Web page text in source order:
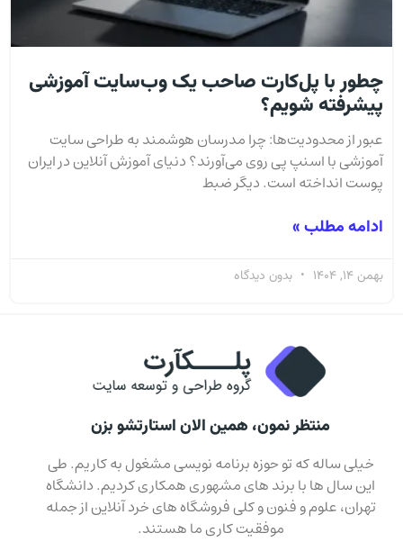
چطور با پل‌کارت صاحب یک وب‌سایت آموزشی
پیشرفته شویم؟
عبور از محدودیت‌ها: چرا مدرسان هوشمند به طراحی سایت
آموزشی با اسنپ پی روی می‌آورند؟ دنیای آموزش آنلاین در ایران
پوست انداخته است. دیگر ضبط
ادامه مطلب »
بهمن 14, 1404 بدون دیدگاه
منتظر نمون، همین الان استارتشو بزن
خیلی ساله که تو حوزه برنامه نویسی مشغول به کاریم. طی
این سال ها با برند های مشهوری همکاری کردیم. دانشگاه
تهران، علوم و فنون و کلی فروشگاه های خرد آنلاین از جمله
موفقیت کاری ما هستند.